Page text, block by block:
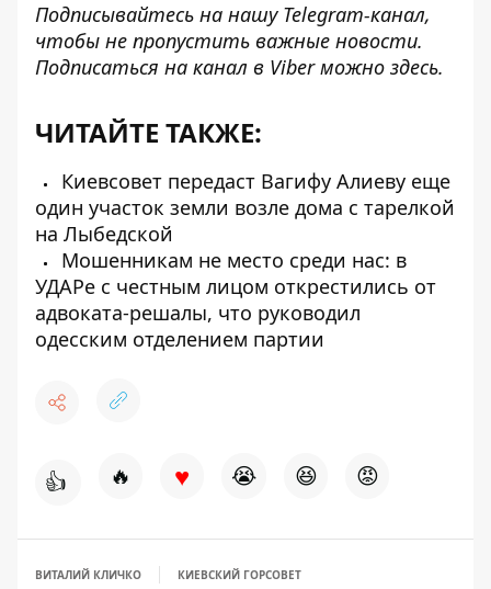
Подписывайтесь на нашу Telegram-канал,
чтобы не пропустить важные новости.
Подписаться на канал в Viber можно здесь.
ЧИТАЙТЕ ТАКЖЕ:
Киевсовет передаст Вагифу Алиеву еще
один участок земли возле дома с тарелкой
на Лыбедской
Мошенникам не место среди нас: в
УДАРе с честным лицом открестились от
адвоката-решалы, что руководил
одесским отделением партии
👍 🔥 ♥ 😭 😆 😡
ВИТАЛИЙ КЛИЧКО КИЕВСКИЙ ГОРСОВЕТ